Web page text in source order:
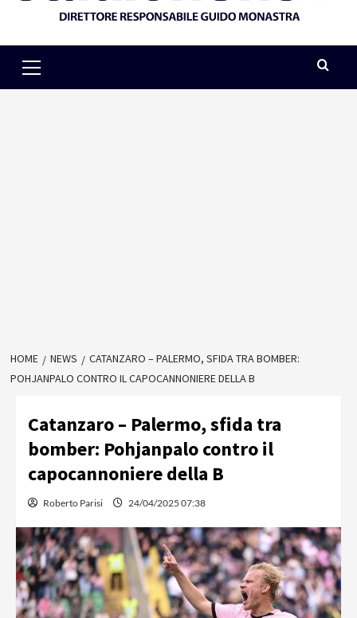
Menu
HOME NEWS
CATANZARO – PALERMO, SFIDA TRA BOMBER:
POHJANPALO CONTRO IL CAPOCANNONIERE DELLA B
Catanzaro – Palermo, sfida tra
bomber: Pohjanpalo contro il
capocannoniere della B
Roberto Parisi 24/04/2025 07:38